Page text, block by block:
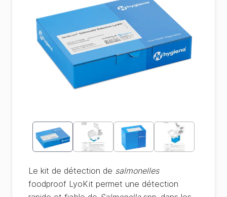
Le kit de détection de salmonelles
foodproof LyoKit permet une détection